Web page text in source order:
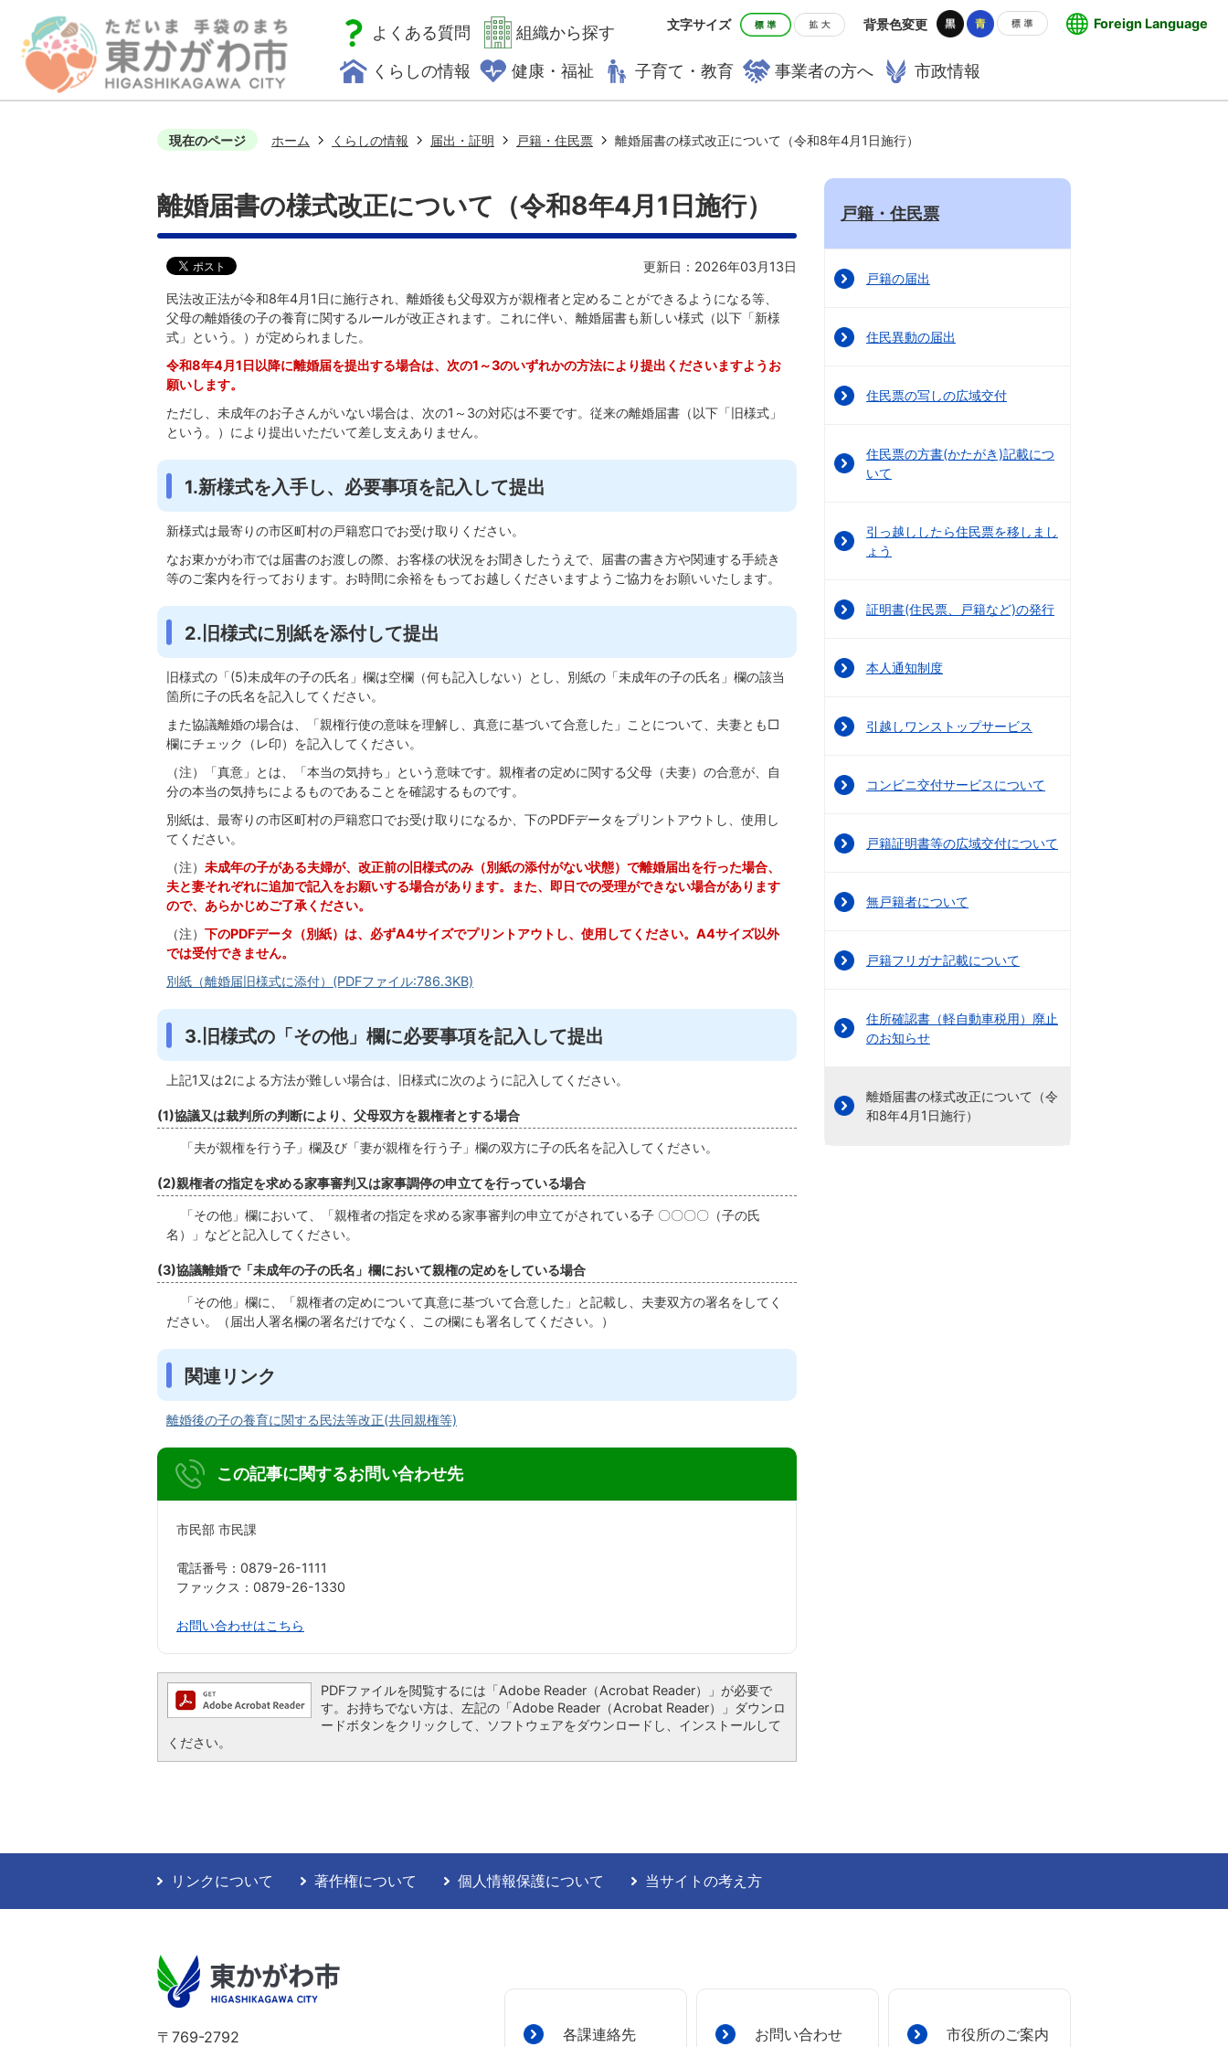
文字サイズ 背景色変更 Foreign Language
よくある質問
組織から探す
くらしの情報
健康・福祉 子育て・教育 事業者の方へ 市政情報
現在のページ ホーム くらしの情報 届出・証明 戸籍・住民票 離婚届書の様式改正について（令和8年4月1日施行）
離婚届書の様式改正について（令和8年4月1日施行）
更新日：2026年03月13日
民法改正法が令和8年4月1日に施行され、離婚後も父母双方が親権者と定めることができるようになる等、
父母の離婚後の子の養育に関するルールが改正されます。これに伴い、離婚届書も新しい様式（以下「新様
式」という。）が定められました。
令和8年4月1日以降に離婚届を提出する場合は、次の1～3のいずれかの方法により提出くださいますようお
願いします。
ただし、未成年のお子さんがいない場合は、次の1～3の対応は不要です。従来の離婚届書（以下「旧様式」
という。）により提出いただいて差し支えありません。
1.新様式を入手し、必要事項を記入して提出
新様式は最寄りの市区町村の戸籍窓口でお受け取りください。
なお東かがわ市では届書のお渡しの際、お客様の状況をお聞きしたうえで、届書の書き方や関連する手続き
等のご案内を行っております。お時間に余裕をもってお越しくださいますようご協力をお願いいたします。
2.旧様式に別紙を添付して提出
旧様式の「(5)未成年の子の氏名」欄は空欄（何も記入しない）とし、別紙の「未成年の子の氏名」欄の該当
箇所に子の氏名を記入してください。
また協議離婚の場合は、「親権行使の意味を理解し、真意に基づいて合意した」ことについて、夫妻とも□
欄にチェック（レ印）を記入してください。
（注）「真意」とは、「本当の気持ち」という意味です。親権者の定めに関する父母（夫妻）の合意が、自
分の本当の気持ちによるものであることを確認するものです。
別紙は、最寄りの市区町村の戸籍窓口でお受け取りになるか、下のPDFデータをプリントアウトし、使用し
てください。
（注） 未成年の子がある夫婦が、改正前の旧様式のみ（別紙の添付がない状態）で離婚届出を行った場合、
夫と妻それぞれに追加で記入をお願いする場合があります。また、即日での受理ができない場合があります
ので、あらかじめご了承ください。
（注） 下のPDFデータ（別紙）は、必ずA4サイズでプリントアウトし、使用してください。A4サイズ以外
では受付できません。
別紙（離婚届旧様式に添付）(PDFファイル:786.3KB)
3.旧様式の「その他」欄に必要事項を記入して提出
上記1又は2による方法が難しい場合は、旧様式に次のように記入してください。
(1)協議又は裁判所の判断により、父母双方を親権者とする場合
「夫が親権を行う子」欄及び「妻が親権を行う子」欄の双方に子の氏名を記入してください。
(2)親権者の指定を求める家事審判又は家事調停の申立てを行っている場合
「その他」欄において、「親権者の指定を求める家事審判の申立てがされている子 〇〇〇〇（子の氏
名）」などと記入してください。
(3)協議離婚で「未成年の子の氏名」欄において親権の定めをしている場合
「その他」欄に、「親権者の定めについて真意に基づいて合意した」と記載し、夫妻双方の署名をしてく
ださい。（届出人署名欄の署名だけでなく、この欄にも署名してください。）
関連リンク
離婚後の子の養育に関する民法等改正(共同親権等)
この記事に関するお問い合わせ先
市民部 市民課
電話番号：0879-26-1111
ファックス：0879-26-1330
お問い合わせはこちら
PDFファイルを閲覧するには「Adobe Reader（Acrobat Reader）」が必要で
す。お持ちでない方は、左記の「Adobe Reader（Acrobat Reader）」ダウンロ
ードボタンをクリックして、ソフトウェアをダウンロードし、インストールして
ください。
戸籍・住民票
戸籍の届出
住民異動の届出
住民票の写しの広域交付
住民票の方書(かたがき)記載につ
いて
引っ越ししたら住民票を移しまし
ょう
証明書(住民票、戸籍など)の発行
本人通知制度
引越しワンストップサービス
コンビニ交付サービスについて
戸籍証明書等の広域交付について
無戸籍者について
戸籍フリガナ記載について
住所確認書（軽自動車税用）廃止
のお知らせ
離婚届書の様式改正について（令
和8年4月1日施行）
リンクについて 著作権について 個人情報保護について 当サイトの考え方
〒769-2792 各課連絡先 お問い合わせ 市役所のご案内